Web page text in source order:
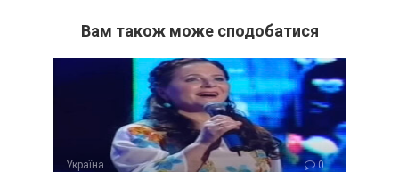
Вам також може сподобатися
Україна 0